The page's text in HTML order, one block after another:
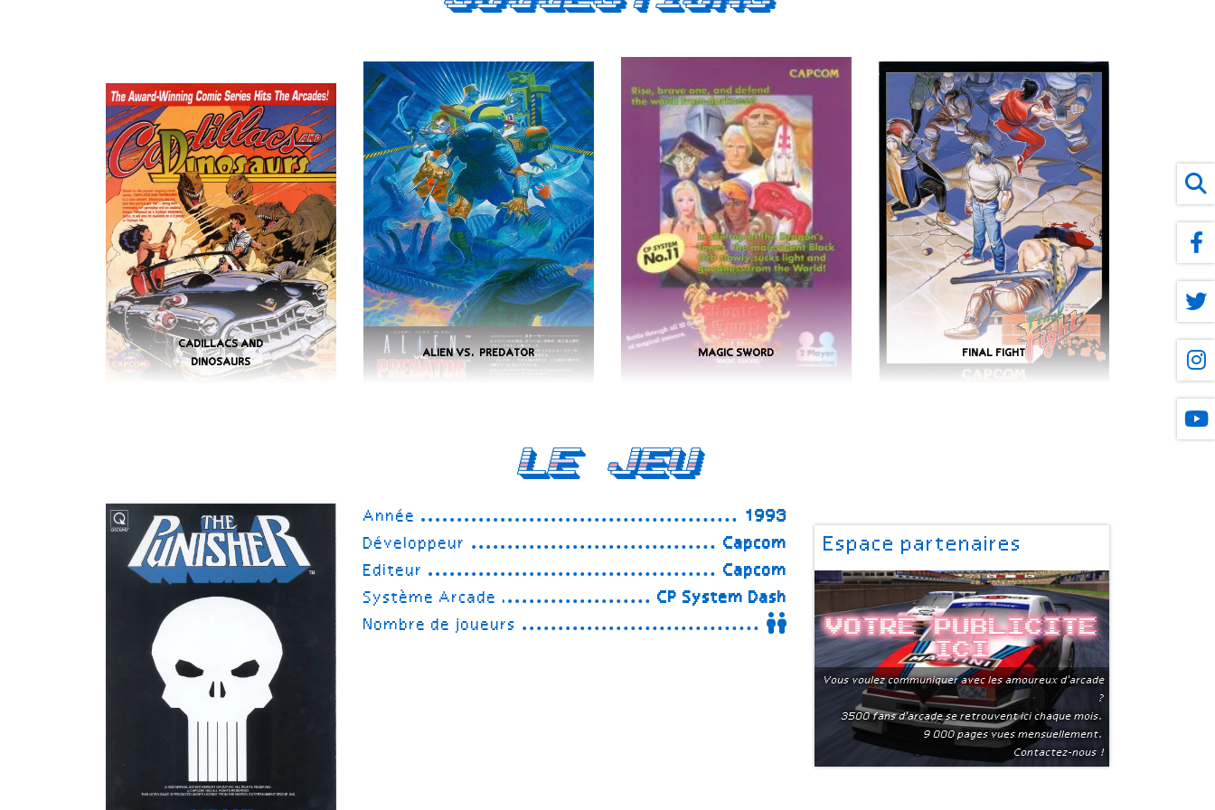
Le Jeu
Année
1993
Développeur
Capcom
Editeur
Capcom
Système Arcade
CP System Dash
Nombre de joueurs
Espace partenaires
Votre publicite
ici
Vous voulez communiquer avec les amoureux d'arcade
?
3500 fans d'arcade se retrouvent ici chaque mois.
9 000 pages vues mensuellement.
Contactez-nous !
CADILLACS AND
DINOSAURS
ALIEN VS. PREDATOR MAGIC SWORD FINAL FIGHT